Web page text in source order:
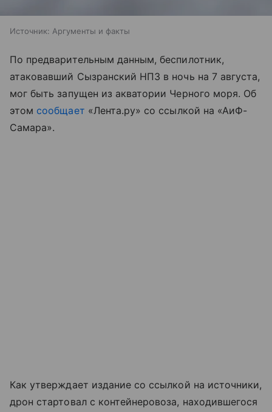
Источник: Аргументы и факты
По предварительным данным, беспилотник,
атаковавший Сызранский НПЗ в ночь на 7 августа,
мог быть запущен из акватории Черного моря. Об
этом сообщает «Лента.ру» со ссылкой на «АиФ-
Самара».
Как утверждает издание со ссылкой на источники,
дрон стартовал с контейнеровоза, находившегося